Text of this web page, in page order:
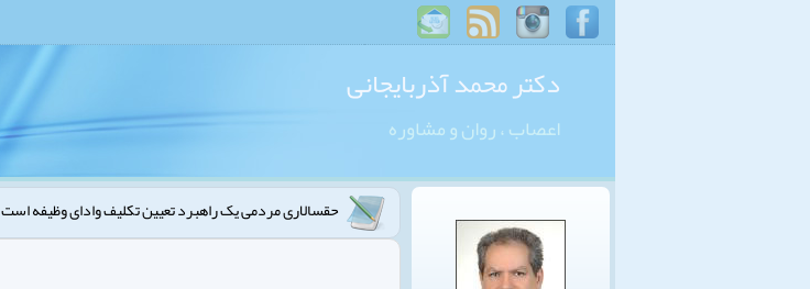
دکتر محمد آذربایجانی
اعصاب ، روان و مشاوره
حقسالاری مردمی یک راهبرد تعیین تکلیف وادای وظیفه است